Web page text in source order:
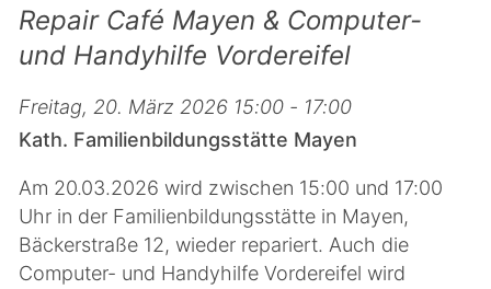
Repair Café Mayen & Computer-
und Handyhilfe Vordereifel
Freitag, 20. März 2026 15:00 - 17:00
Kath. Familienbildungsstätte Mayen
Am 20.03.2026 wird zwischen 15:00 und 17:00
Uhr in der Familienbildungsstätte in Mayen,
Bäckerstraße 12, wieder repariert. Auch die
Computer- und Handyhilfe Vordereifel wird